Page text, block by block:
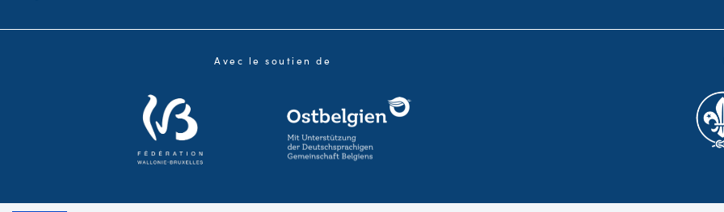
Avec le soutien de